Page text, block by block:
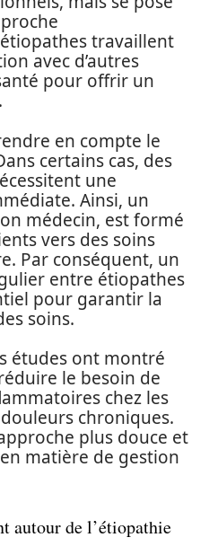
travaillent
avec d’autres
pour offrir un
en compte le
certains cas, des
une
Ainsi, un
médecin, est formé
vers des soins
Par conséquent, un
entre étiopathes
pour garantir la
soins.
études ont montré
le besoin de
chez les
chroniques.
plus douce et
matière de gestion
autour de l’étiopathie